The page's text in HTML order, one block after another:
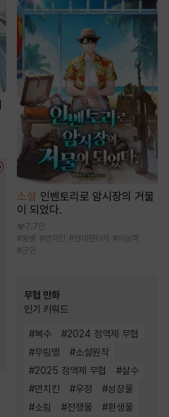
소설 인벤토리로 암시장의 거물
이 되었다.
7.7만
#용병 #먼치킨 #현대판타지 #이능력
#군인
무협 만화
인기 키워드
#복수 #2024 정액제 무협
#무림맹 #소설원작
#2025 정액제 무협 #살수
#먼치킨 #우정 #성장물
#소림 #전쟁물 #환생물